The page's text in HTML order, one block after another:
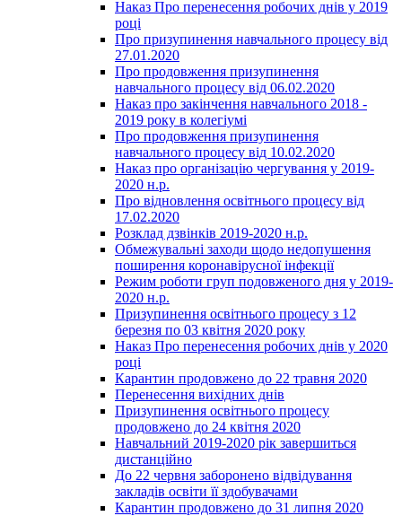
Наказ Про перенесення робочих днів у 2019
році
Про призупинення навчального процесу від
27.01.2020
Про продовження призупинення
навчального процесу від 06.02.2020
Наказ про закінчення навчального 2018 -
2019 року в колегіумі
Про продовження призупинення
навчального процесу від 10.02.2020
Наказ про організацію чергування у 2019-
2020 н.р.
Про відновлення освітнього процесу від
17.02.2020
Розклад дзвінків 2019-2020 н.р.
Обмежувальні заходи щодо недопушення
поширення коронавірусної інфекції
Режим роботи груп подовженого дня у 2019-
2020 н.р.
Призупинення освітнього процесу з 12
березня по 03 квітня 2020 року
Наказ Про перенесення робочих днів у 2020
році
Карантин продовжено до 22 травня 2020
Перенесення вихідних днів
Призупинення освітнього процесу
продовжено до 24 квітня 2020
Навчальний 2019-2020 рік завершиться
дистанційно
До 22 червня заборонено відвідування
закладів освіти її здобувачами
Карантин продовжено до 31 липня 2020